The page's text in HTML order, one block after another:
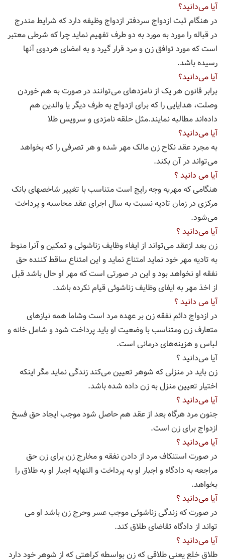
آیا می‌دانید؟
در هنگام ثبت ازدواج سردفتر ازدواج وظیفه دارد که شرایط مندرج
در قباله را مورد به مورد به دو طرف تفهیم نماید چرا که شرطی معتبر
است که مورد توافق زن و مرد قرار گیرد و به امضای هردوی آنها
رسیده باشد.
آیا می‌دانید؟
برابر قانون هر یک از نامزدهای می‌‌توانند در صورت به هم خوردن
وصلت، هدایایی را که برای ازدواج به طرف دیگر یا والدین هم
داده‌‌اند مطالبه نمایند.مثل حلقه نامزدی و سرویس طلا
آیا می‌دانید؟
به مجرد عقد نکاح زن مالک مهر شده و هر تصرفی را که بخواهد
می‌تواند در آن بکند.
آیا می دانید ؟
هنگامی که مهریه وجه رایج است متناسب با تغییر شاخصهای بانک
مرکزی در زمان تادیه نسبت به سال اجرای عقد محاسبه و پرداخت
می‌شود.
آیا می‌دانید ؟
زن بعد ازعقد می‌تواند از ایفاء وظایف زناشوئی و تمکین و آنرا منوط
به تادیه مهر خود نماید امتناع نماید و این امتناع ساقط کننده حق
نفقه او نخواهد بود و این در صورتی است که مهر او حال باشد قبل
از اخذ مهر به ایفای وظایف زناشوئی قیام نکرده باشد.
آیا می دانید ؟
در ازدواج دائم نفقه زن بر عهده مرد است وشاما همه نیازهای
متعارف زن ومتناسب با وضعیت او باید پرداخت شود و شامل خانه و
لباس و هزینه‌های درمانی است.
آیا می‌دانید ؟
زن باید در منزلی که شوهر تعیین می‌کند زندگی نماید مگر اینکه
اختیار تعیین منزل به زن داده شده باشد.
آیا می‌دانید ؟
جنون مرد هرگاه بعد از عقد هم حاصل شود موجب ایجاد حق فسخ
ازدواج برای زن است.
آیا می‌دانید ؟
در صورت استنکاف مرد از دادن نفقه و مخارج زن برای زن حق
مراجعه به دادگاه و اجبار او به پرداخت و النهایه اجبار او به طلاق را
بخواهد.
آیا می‌دانید ؟
در صورت که زندگی زناشوئی موجب عسر وحرج زن باشد او می
تواند از دادگاه تقاضای طلاق کند.
آیا می‌دانید ؟
طلاق خلع یعنی طلاقی که زن بواسطه کراهتی که از شوهر خود دارد